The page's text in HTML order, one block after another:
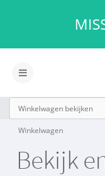
Navigatie
Winkelwagen
Bekijk